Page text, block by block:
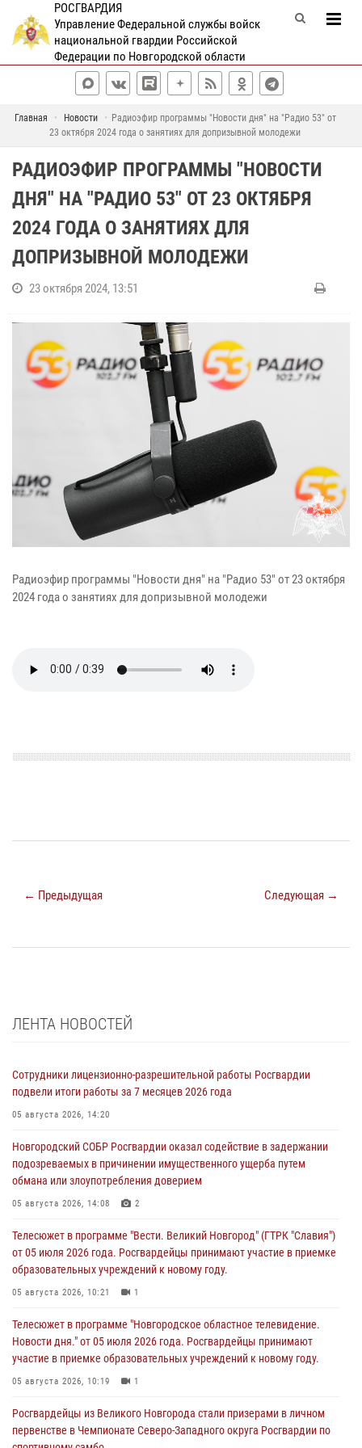
РОСГВАРДИЯ
Управление Федеральной службы войск
национальной гвардии Российской
Федерации по Новгородской области
Главная Новости
Радиоэфир программы "Новости дня" на "Радио 53" от
23 октября 2024 года о занятиях для допризывной молодежи
РАДИОЭФИР ПРОГРАММЫ "НОВОСТИ
ДНЯ" НА "РАДИО 53" ОТ 23 ОКТЯБРЯ
2024 ГОДА О ЗАНЯТИЯХ ДЛЯ
ДОПРИЗЫВНОЙ МОЛОДЕЖИ
23 октября 2024, 13:51
Радиоэфир программы "Новости дня" на "Радио 53" от 23 октября
2024 года о занятиях для допризывной молодежи
← Предыдущая Следующая →
ЛЕНТА НОВОСТЕЙ
Сотрудники лицензионно-разрешительной работы Росгвардии
подвели итоги работы за 7 месяцев 2026 года
05 августа 2026, 14:20
Новгородский СОБР Росгвардии оказал содействие в задержании
подозреваемых в причинении имущественного ущерба путем
обмана или злоупотребления доверием
05 августа 2026, 14:08 2
Телесюжет в программе "Вести. Великий Новгород" (ГТРК "Славия")
от 05 июля 2026 года. Росгвардейцы принимают участие в приемке
образовательных учреждений к новому году.
05 августа 2026, 10:21 1
Телесюжет в программе "Новгородское областное телевидение.
Новости дня." от 05 июля 2026 года. Росгвардейцы принимают
участие в приемке образовательных учреждений к новому году.
05 августа 2026, 10:19 1
Росгвардейцы из Великого Новгорода стали призерами в личном
первенстве в Чемпионате Северо-Западного округа Росгвардии по